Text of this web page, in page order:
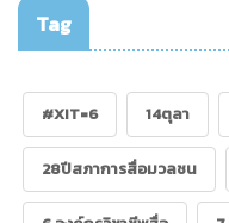
Tag
#XIT=6 14ตุลา
28ปีสภาการสื่อมวลชน